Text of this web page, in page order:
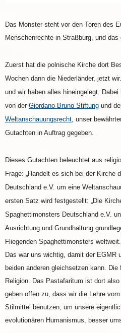
Das Monster steht vor den Toren des
Menschenrechte in Straßburg, und das
Zuerst hat die polnische Kirche dort
Wochen dann die Niederländer, jetzt
und wir haben alles hineingelegt.
von der Giordano Bruno Stiftung und
Weltanschauungsrecht , unser
Gutachten in Auftrag gegeben.
Dieses Gutachten beleuchtet aus
Frage: „Handelt es sich bei der Kirche
Deutschland e.V. um eine
ersten Satz wird festgestellt: „Die
Spaghettimonsters Deutschland e.V.
Ausrichtung und Grundhaltung
Fliegenden Spaghettimonsters
Das war uns wichtig, damit der EGMR
beiden anderen gleichsetzen kann. Die
Religion. Das Pastafaritum ist dort
geben offen zu, dass wir die Lehre
Stilmittel benutzen, um unsere
evolutionären Humanismus, besser